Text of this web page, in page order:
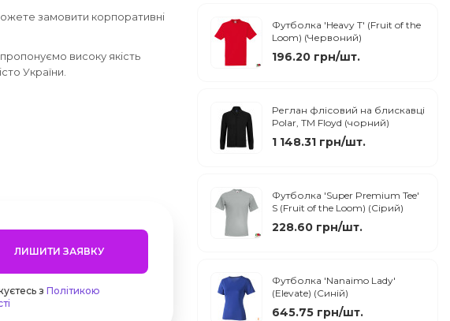
замовити корпоративні
високу якість
України.
ЛИШИТИ ЗАЯВКУ
з Політикою
Футболка 'Heavy T' (Fruit of the
Loom) (Червоний)
196.20 грн/шт.
Реглан флісовий на блискавці
Polar, TM Floyd (чорний)
1 148.31 грн/шт.
Футболка 'Super Premium Tee'
S (Fruit of the Loom) (Сірий)
228.60 грн/шт.
Футболка 'Nanaimo Lady'
(Elevate) (Синій)
645.75 грн/шт.